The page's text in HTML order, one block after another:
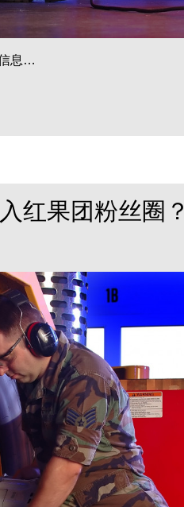
息…
红果团粉丝圈？